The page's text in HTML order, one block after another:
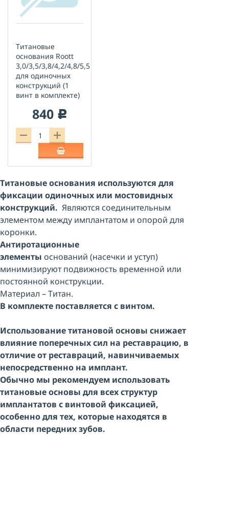
Титановые
основания Roott
3,0/3,5/3,8/4,2/4,8/5,5
для одиночных
конструкций (1
винт в комплекте)
840 c
Титановые основания используются для
фиксации одиночных или мостовидных
конструкций. Являются соединительным
элементом между имплантатом и опорой для
коронки.
Антиротационные
элементы оснований (насечки и уступ)
минимизируют подвижность временной или
постоянной конструкции.
Материал – Титан.
В комплекте поставляется с винтом.
Использование титановой основы снижает
влияние поперечных сил на реставрацию, в
отличие от реставраций, навинчиваемых
непосредственно на имплант.
Обычно мы рекомендуем использовать
титановые основы для всех структур
имплантатов с винтовой фиксацией,
особенно для тех, которые находятся в
области передних зубов.